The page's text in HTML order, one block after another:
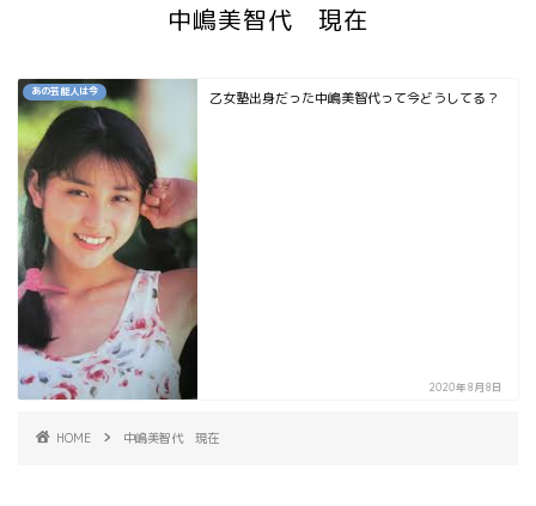
中嶋美智代 現在
あの芸能人は今 乙女塾出身だった中嶋美智代って今どうしてる？
2020年8月8日
HOME 中嶋美智代 現在